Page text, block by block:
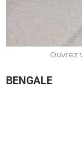
Ouvrez
BENGALE